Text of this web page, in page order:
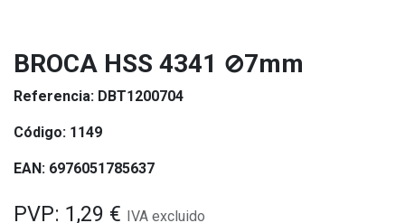
BROCA HSS 4341 ⊘7mm
Referencia: DBT1200704
Código: 1149
EAN: 6976051785637
PVP: 1,29 € IVA excluido